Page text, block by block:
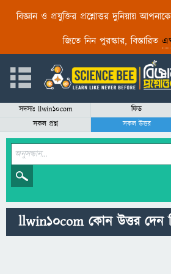
বিজ্ঞান ও প্রযুক্তির প্রশ্নোত্তর দুনিয়ায়
জিতে নিন পুরস্কার, বিস্তারিত
সদস্যঃ llwin10com ফিড
সকল প্রশ্ন
সকল উত্তর
llwin10com কোন উত্তর দেন